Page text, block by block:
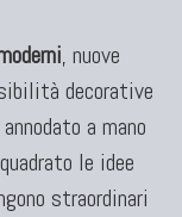
, nuove
decorative
a mano
le idee
straordinari